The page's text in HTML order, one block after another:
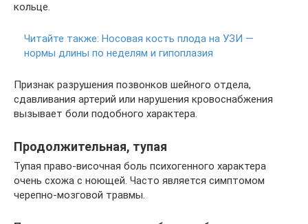
кольце.
Читайте также: Носовая кость плода на УЗИ —
нормы длины по неделям и гипоплазия
Признак разрушения позвонков шейного отдела,
сдавливания артерий или нарушения кровоснабжения
вызывает боли подобного характера.
Продолжительная, тупая
Тупая право-височная боль психогенного характера
очень схожа с ноющей. Часто является симптомом
черепно-мозговой травмы.